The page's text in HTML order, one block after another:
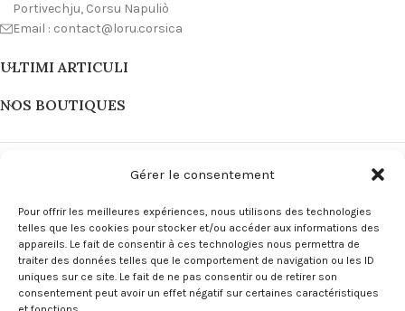
Gérer le consentement
Pour offrir les meilleures expériences, nous utilisons des technologies
telles que les cookies pour stocker et/ou accéder aux informations des
appareils. Le fait de consentir à ces technologies nous permettra de
traiter des données telles que le comportement de navigation ou les ID
uniques sur ce site. Le fait de ne pas consentir ou de retirer son
consentement peut avoir un effet négatif sur certaines caractéristiques
Portivechju, Corsu Napuliò
Email : contact@loru.corsica
ULTIMI ARTICULI
NOS BOUTIQUES